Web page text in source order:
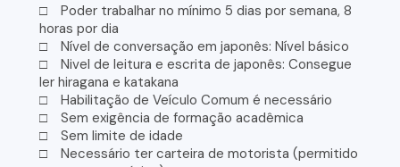
□ Poder trabalhar no mínimo 5 dias por semana, 8
horas por dia
□ Nível de conversação em japonês: Nível básico
□ Nivel de leitura e escrita de japonês: Consegue
ler hiragana e katakana
□ Habilitação de Veículo Comum é necessário
□ Sem exigência de formação acadêmica
□ Sem limite de idade
□ Necessário ter carteira de motorista (permitido